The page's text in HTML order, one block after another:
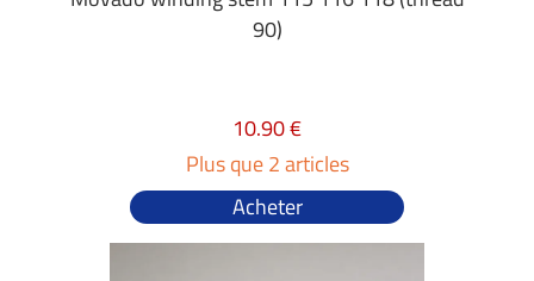
90)
10.90 €
Plus que 2 articles
Acheter